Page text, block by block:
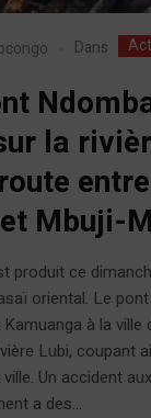
Dans
la
Mbuji-
produit ce
oriental. Le
à la ville
Lubi, coupant
Un accident
a des...